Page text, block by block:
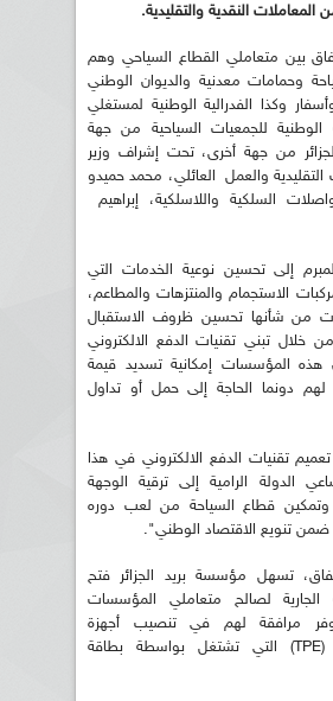
المعاملات النقدية والتقليدية.
بين متعاملي القطاع السياحي وهم
وحمامات معدنية والديوان الوطني
وكذا الفدرالية الوطنية لمستغلي
الوطنية للجمعيات السياحية من جهة
من جهة أخرى، تحت إشراف وزير
التقليدية والعمل العائلي، محمد حميدو
السلكية واللاسلكية، إبراهيم
إلى تحسين نوعية الخدمات التي
الاستجمام والمنتزهات والمطاعم،
من شأنها تحسين ظروف الاستقبال
من خلال تبني تقنيات الدفع الالكتروني
هذه المؤسسات إمكانية تسديد قيمة
لهم دونما الحاجة إلى حمل أو تداول
تقنيات الدفع الالكتروني في هذا
الدولة الرامية إلى ترقية الوجهة
وتمكين قطاع السياحة من لعب دوره
ضمن تنويع الاقتصاد الوطني".
تسهل مؤسسة بريد الجزائر فتح
الجارية لصالح متعاملي المؤسسات
مرافقة لهم في تنصيب أجهزة
الدفع الالكتروني (TPE) التي تشتغل بواسطة بطاقة